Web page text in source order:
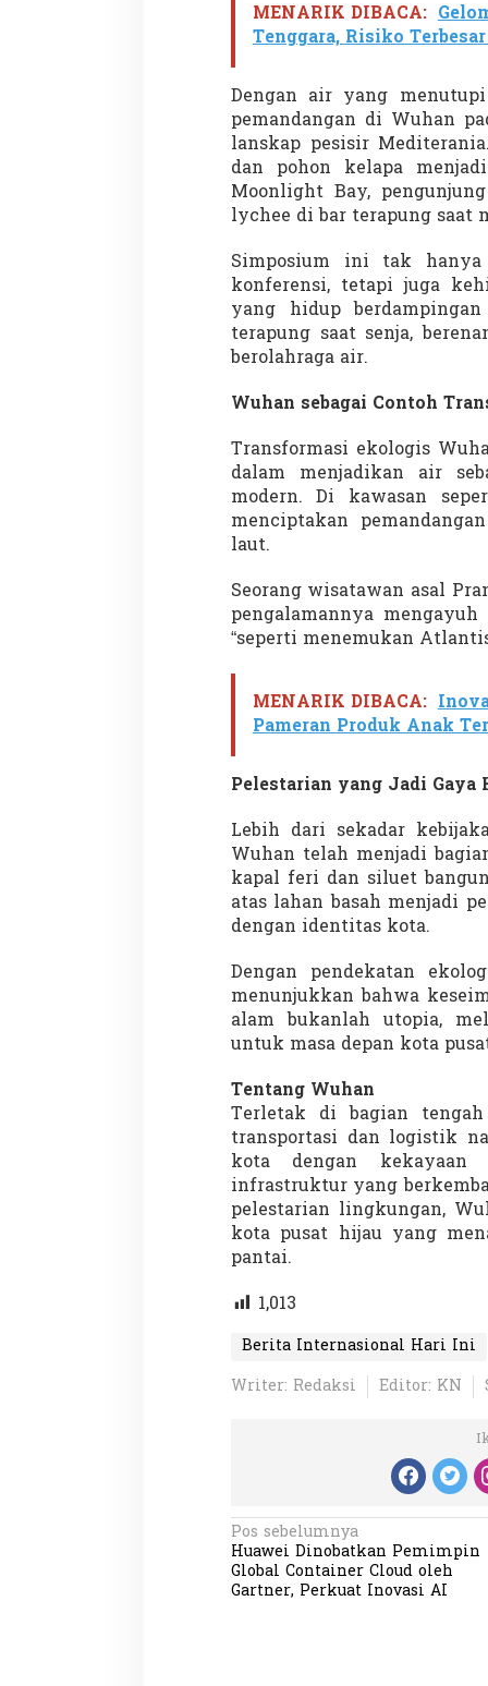
MENARIK DIBACA:
Tenggara, Risiko
Dengan air yang
pemandangan di Wuhan
lanskap pesisir
dan pohon kelapa
Moonlight Bay,
lychee di bar terapung saat
Simposium ini tak
konferensi, tetapi juga
yang hidup
terapung saat senja,
berolahraga air.
Wuhan sebagai Contoh
Transformasi ekologis
dalam menjadikan air
modern. Di kawasan
menciptakan
laut.
Seorang wisatawan asal
pengalamannya
“seperti menemukan
MENARIK DIBACA:
Pameran Produk Anak
Pelestarian yang Jadi Gaya
Lebih dari sekadar
Wuhan telah menjadi
kapal feri dan siluet
atas lahan basah menjadi
dengan identitas kota.
Dengan pendekatan
menunjukkan bahwa
alam bukanlah utopia,
untuk masa depan kota
Tentang Wuhan
Terletak di bagian
transportasi dan logistik
kota dengan kekayaan
infrastruktur yang
pelestarian lingkungan,
kota pusat hijau yang
pantai.
1,013
Berita Internasional Hari Ini
Writer: Redaksi
Editor: KN
N
a
v
Pos sebelumnya
Huawei Dinobatkan Pemimpin
Global Container Cloud oleh
Gartner, Perkuat Inovasi AI
Demonstrasi Gen-Z Guncang
Nepal, PM Mundur Mendadak
Setelah Gedung Parlemen Dibakar
12 September 2025
Menteri Nusron:
Cegah Konflik
Penataan Ruang
Di NASIONAL, SOROTAN
Partisipasi
Pelayanan
Diadakan di
Di GLOBAL, VIDEO